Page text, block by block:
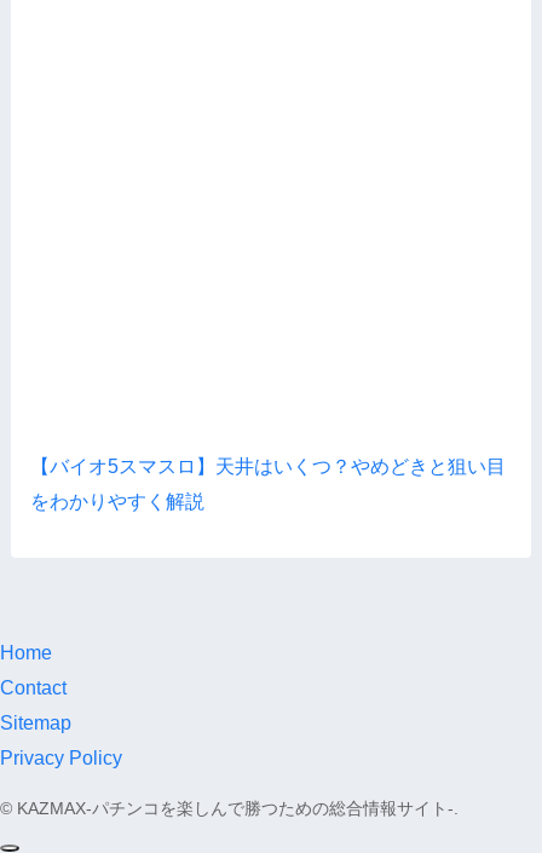
【バイオ5スマスロ】天井はいくつ？やめどきと狙い目
をわかりやすく解説
Home
Contact
Sitemap
Privacy Policy
© KAZMAX-パチンコを楽しんで勝つための総合情報サイト-.